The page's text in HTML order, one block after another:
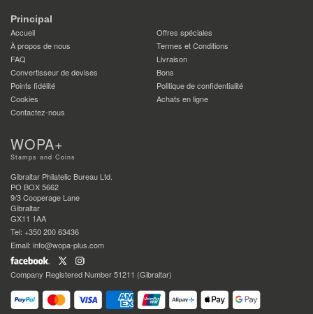
Principal
Accueil
Offres spéciales
À propos de nous
Termes et Conditions
FAQ
Livraison
Convertisseur de devises
Bons
Points fidélité
Politique de confidentialité
Cookies
Achats en ligne
Contactez-nous
WOPA+
Stamps and Coins
Gibraltar Philatelic Bureau Ltd.
PO BOX 5662
9/3 Cooperage Lane
Gibraltar
GX11 1AA
Tel: +350 200 63436
Email: info@wopa-plus.com
Company Registered Number 51211 (Gibraltar)